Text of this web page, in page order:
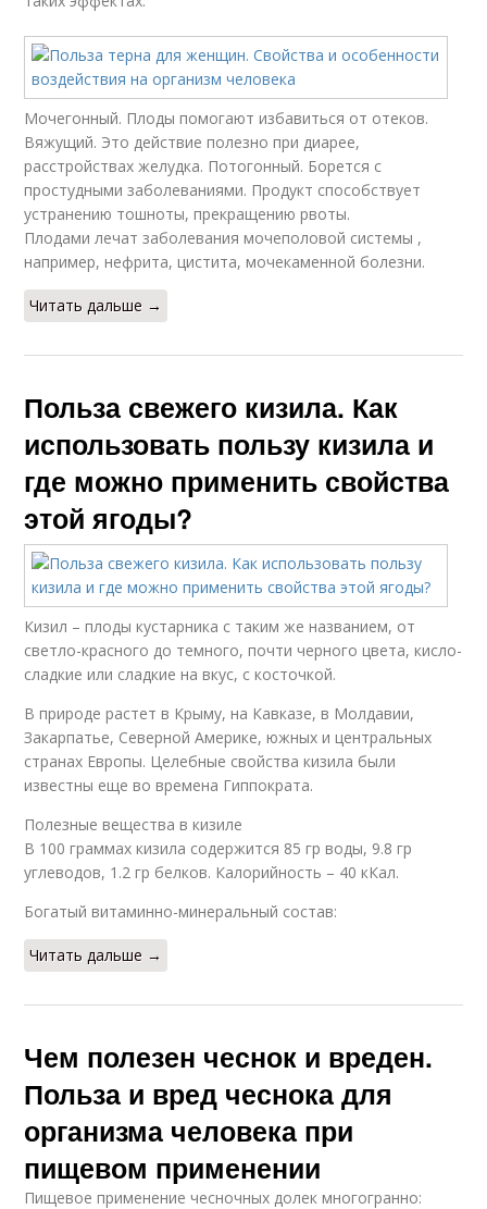
Мочегонный. Плоды помогают избавиться от отеков.
Вяжущий. Это действие полезно при диарее,
расстройствах желудка. Потогонный. Борется с
простудными заболеваниями. Продукт способствует
устранению тошноты, прекращению рвоты.
Плодами лечат заболевания мочеполовой системы ,
например, нефрита, цистита, мочекаменной болезни.
Читать дальше →
Польза свежего кизила. Как
использовать пользу кизила и
где можно применить свойства
этой ягоды?
Кизил – плоды кустарника с таким же названием, от
светло-красного до темного, почти черного цвета, кисло-
сладкие или сладкие на вкус, с косточкой.
В природе растет в Крыму, на Кавказе, в Молдавии,
Закарпатье, Северной Америке, южных и центральных
странах Европы. Целебные свойства кизила были
известны еще во времена Гиппократа.
Полезные вещества в кизиле
В 100 граммах кизила содержится 85 гр воды, 9.8 гр
углеводов, 1.2 гр белков. Калорийность – 40 кКал.
Богатый витаминно-минеральный состав:
Читать дальше →
Чем полезен чеснок и вреден.
Польза и вред чеснока для
организма человека при
пищевом применении
Пищевое применение чесночных долек многогранно: